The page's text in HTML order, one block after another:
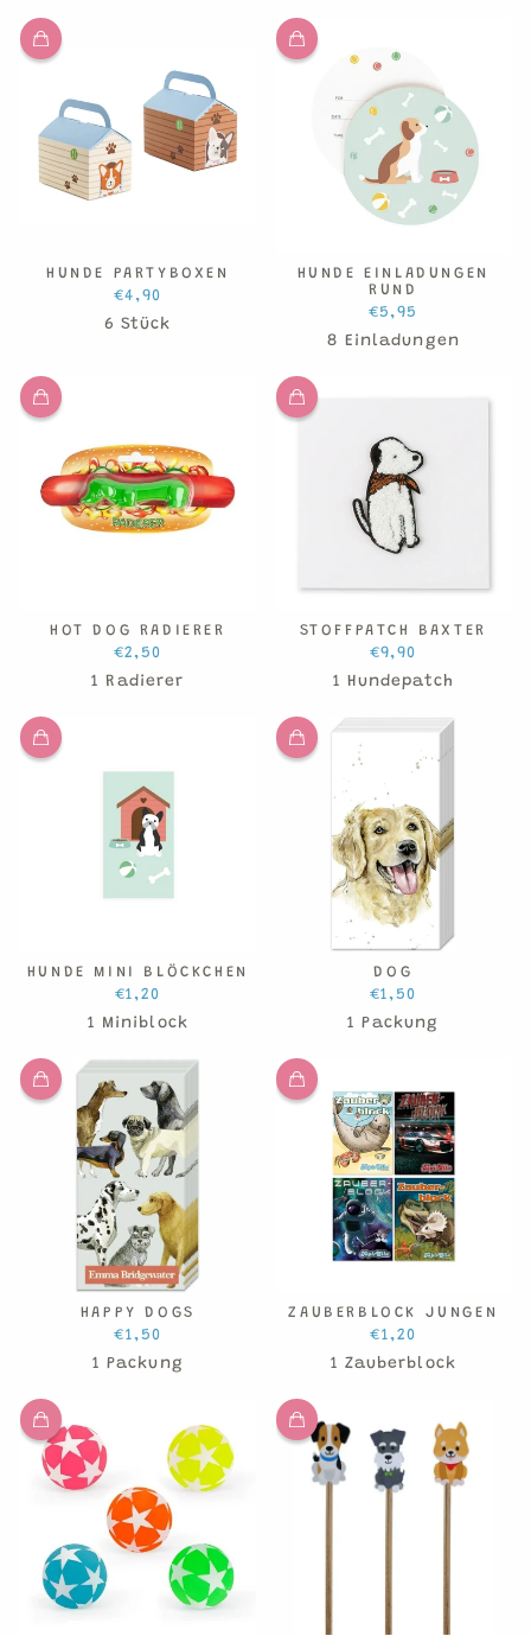
HUNDE PARTYBOXEN
€4,90
6 Stück
HUNDE EINLADUNGEN
RUND
€5,95
8 Einladungen
HOT DOG RADIERER
€2,50
1 Radierer
STOFFPATCH BAXTER
€9,90
1 Hundepatch
HUNDE MINI BLÖCKCHEN
€1,20
1 Miniblock
DOG
€1,50
1 Packung
HAPPY DOGS
€1,50
1 Packung
ZAUBERBLOCK JUNGEN
€1,20
1 Zauberblock